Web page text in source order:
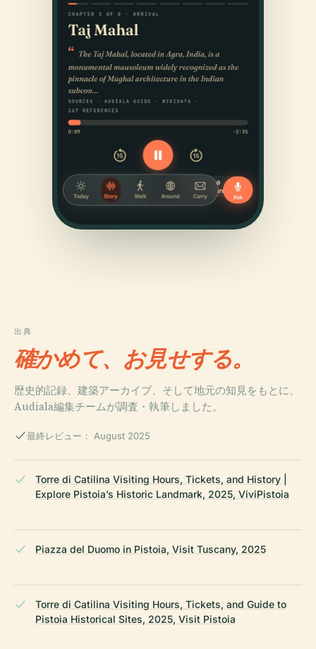
出典
確かめて、お見せする。
歴史的記録、建築アーカイブ、そして地元の知見をもとに、
Audiala編集チームが調査・執筆しました。
最終レビュー： August 2025
Torre di Catilina Visiting Hours, Tickets, and History |
Explore Pistoia’s Historic Landmark, 2025, ViviPistoia
Piazza del Duomo in Pistoia, Visit Tuscany, 2025
Torre di Catilina Visiting Hours, Tickets, and Guide to
Pistoia Historical Sites, 2025, Visit Pistoia